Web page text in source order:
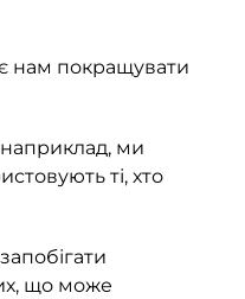
нам покращувати
наприклад, ми
ті, хто
що може